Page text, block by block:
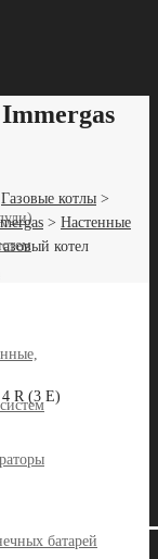
батарей
Газовые котлы >
> Настенные
котел
4 R (3 Е)